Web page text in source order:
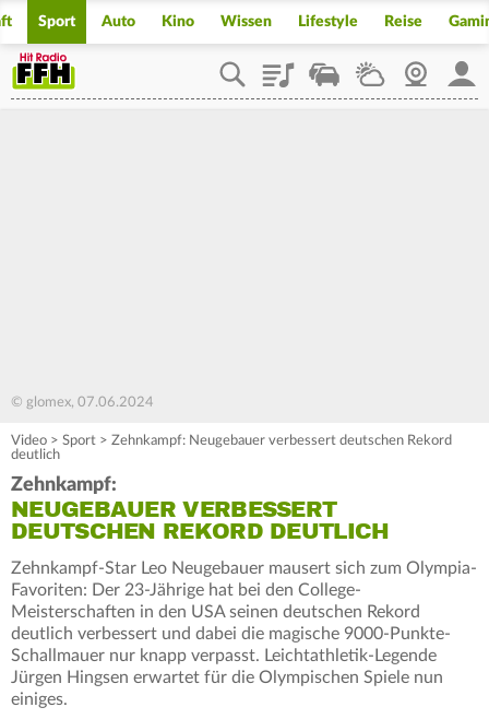
Sport Auto Kino Wissen Lifestyle Reise
PlaylistStaupilotWetterWebcam
© glomex, 07.06.2024
Video > Sport > Zehnkampf: Neugebauer verbessert deutschen Rekord
deutlich
Zehnkampf:
NEUGEBAUER VERBESSERT
DEUTSCHEN REKORD DEUTLICH
Zehnkampf-Star Leo Neugebauer mausert sich zum Olympia-
Favoriten: Der 23-Jährige hat bei den College-
Meisterschaften in den USA seinen deutschen Rekord
deutlich verbessert und dabei die magische 9000-Punkte-
Schallmauer nur knapp verpasst. Leichtathletik-Legende
Jürgen Hingsen erwartet für die Olympischen Spiele nun
einiges.